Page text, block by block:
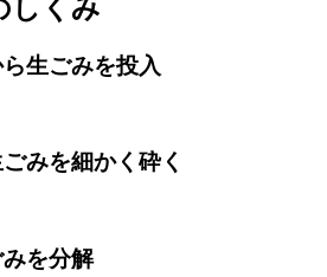
しくみ
生ごみを投入
みを細かく砕く
を分解